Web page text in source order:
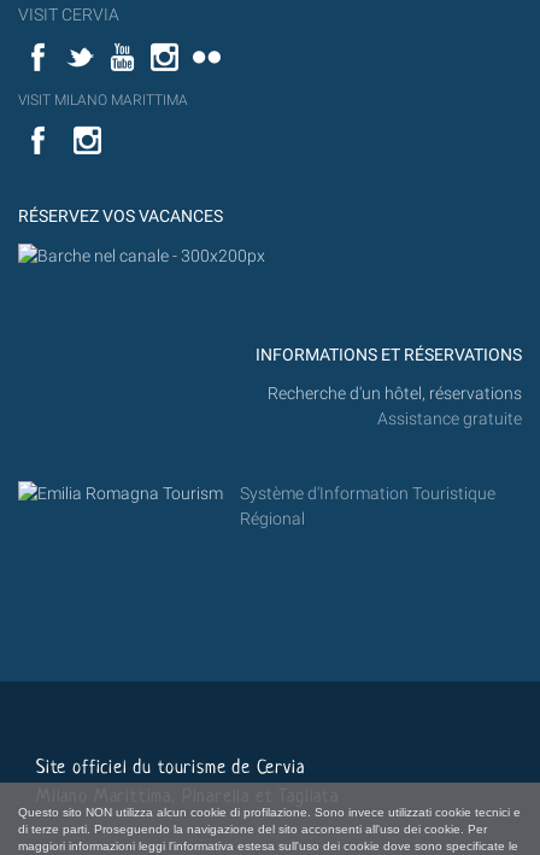
Questo sito NON utilizza alcun cookie di profilazione. Sono invece utilizzati cookie tecnici e
di terze parti. Proseguendo la navigazione del sito acconsenti all'uso dei cookie. Per
maggiori informazioni leggi l'informativa estesa sull'uso dei cookie dove sono specificate le
VISIT CERVIA
FacebookTwitterYouTubeInstagram
YouT
VISIT MILANO MARITTIMA
Flick
VISIT
MILANO
YouTube
RÉSERVEZ VOS VACANCES
INFORMATIONS ET RÉSERVATIONS
Recherche d'un hôtel, réservations
Assistance gratuite
Système d'Information Touristique
Régional
Site officiel du tourisme de Cervia